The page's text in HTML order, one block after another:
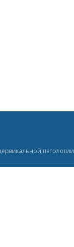
патологии